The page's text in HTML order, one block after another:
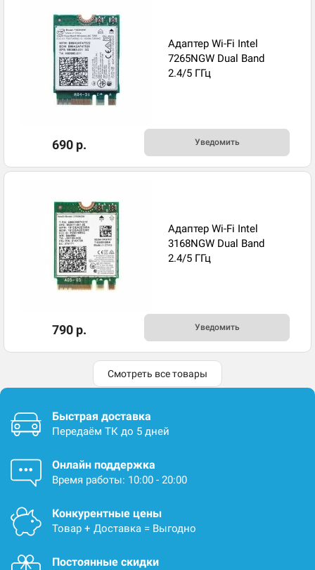
Адаптер Wi-Fi Intel
7265NGW Dual Band
2.4/5 ГГц
690 р. Уведомить
Адаптер Wi-Fi Intel
3168NGW Dual Band
2.4/5 ГГц
790 р. Уведомить
Смотреть все товары
Быстрая доставка
Передаём ТК до 5 дней
Онлайн поддержка
Время работы: 10:00 - 20:00
Конкурентные цены
Товар + Доставка = Выгодно
Постоянные скидки